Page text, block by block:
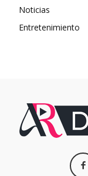
Noticias
Entretenimiento